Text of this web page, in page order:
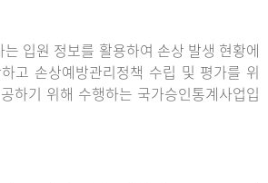
입원 정보를 활용하여 손상 발생 현황에
고 손상예방관리정책 수립 및 평가를 위
하기 위해 수행하는 국가승인통계사업입